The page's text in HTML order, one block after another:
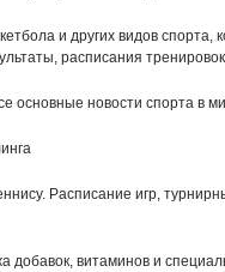
и других видов
расписания тренировок
основные новости спорта в
Расписание игр,
добавок, витаминов и